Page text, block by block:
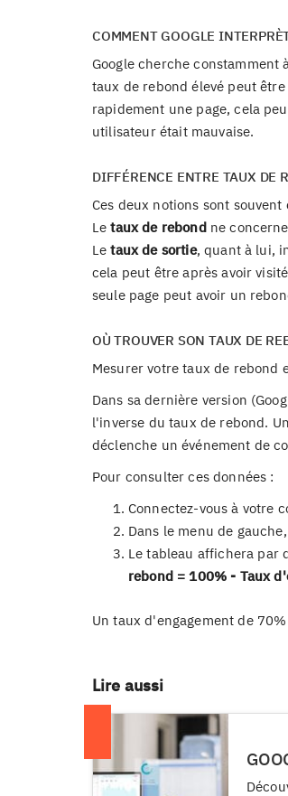
COMMENT GOOGLE
Google cherche
taux de rebond élevé peut
rapidement une page, cela
utilisateur était mauvaise.
DIFFÉRENCE ENTRE TAUX DE
Ces deux notions sont souvent
Letaux de rebondne
Letaux de sortie, quant à lui,
cela peut être après avoir
seule page peut avoir un
OÙ TROUVER SON TAUX DE
Mesurer votre taux de rebond
Dans sa dernière version
l'inverse du taux de rebond.
déclenche un événement de
Pour consulter ces données :
Connectez-vous à votre
Dans le menu de
Le tableau affichera par
rebond = 100% - Taux
Un taux d'engagement de
Lire aussi